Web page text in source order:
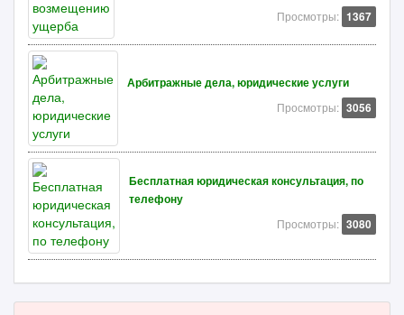
Просмотры: 1367
Арбитражные дела, юридические услуги
Просмотры: 3056
Бесплатная юридическая консультация, по
телефону
Просмотры: 3080